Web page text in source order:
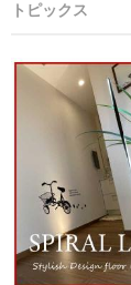
トピックス